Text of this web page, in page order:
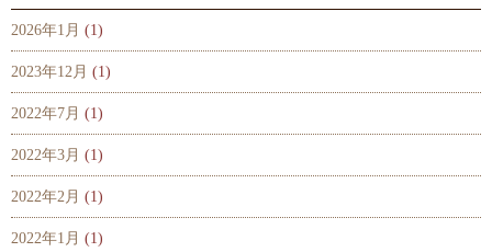
2026年1月 (1)
2023年12月 (1)
2022年7月 (1)
2022年3月 (1)
2022年2月 (1)
2022年1月 (1)